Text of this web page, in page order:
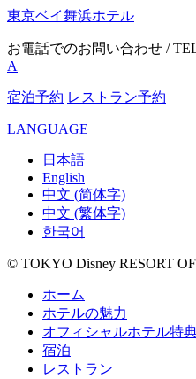
東京ベイ舞浜ホテル
お電話でのお問い合わせ /
A
宿泊予約 レストラン予約
LANGUAGE
日本語
English
中文 (简体字)
中文 (繁体字)
한국어
© TOKYO Disney RESORT
ホーム
ホテルの魅力
オフィシャルホテル特
宿泊
レストラン